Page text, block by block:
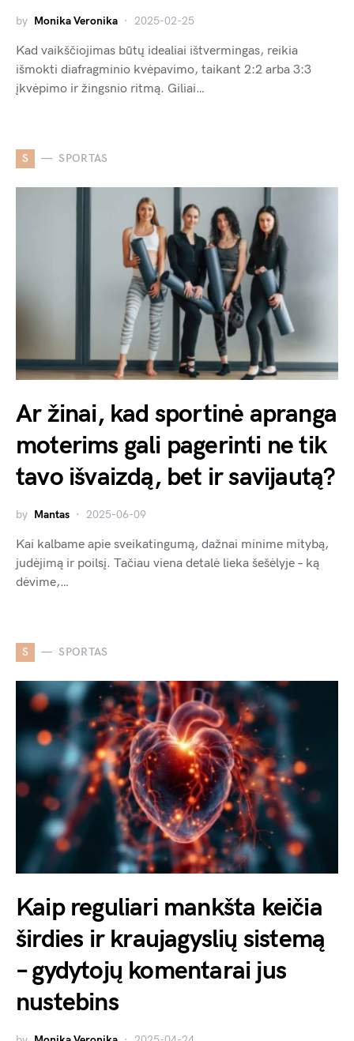
by Monika Veronika 2025-02-25
Kad vaikščiojimas būtų idealiai ištvermingas, reikia
išmokti diafragminio kvėpavimo, taikant 2:2 arba 3:3
įkvėpimo ir žingsnio ritmą. Giliai…
S SPORTAS
Ar žinai, kad sportinė apranga
moterims gali pagerinti ne tik
tavo išvaizdą, bet ir savijautą?
by Mantas 2025-06-09
Kai kalbame apie sveikatingumą, dažnai minime mitybą,
judėjimą ir poilsį. Tačiau viena detalė lieka šešėlyje – ką
dėvime,…
S SPORTAS
Kaip reguliari mankšta keičia
širdies ir kraujagyslių sistemą
– gydytojų komentarai jus
nustebins